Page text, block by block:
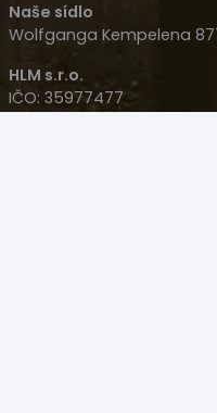
Naše sídlo
Wolfganga Kempelena
HLM s.r.o.
IČO: 35977477